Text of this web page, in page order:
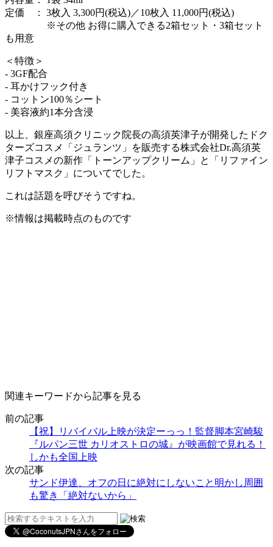
定価 ： 3枚入 3,300円(税込)／10枚入 11,000円(税込)
※その他 お得に購入できる2箱セット・3箱セット
も用意
＜特徴＞
- 3GF配合
- 耳かけフック付き
- コットン100％シート
- 美容液約1本分含浸
以上、銀座高須クリニック院長の高須英津子が開発したドク
ターズコスメ「ジュランツ」を販売する株式会社Dr.高須英
津子コスメの新作「トーンアップクリーム」と「リファイン
リフトマスク」についてでした。
これは話題を呼びそうですね。
※情報は掲載時点のものです
関連キーワードから記事を見る
前の記事
【祝】リバイバル上映が決定ーっっ！監督脚本宮崎駿
『ルパン三世 カリオストロの城』が映画館で見れる！
しかも全国上映
次の記事
サンド伊達、オフの日に絶対にしないこと明かし周囲
も驚き「絶対ないから」